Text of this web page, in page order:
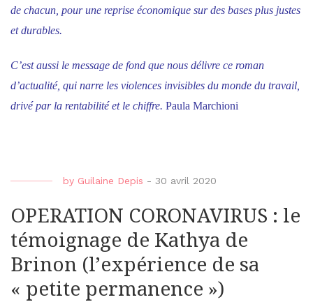
de chacun, pour une reprise économique sur des bases plus justes
et durables.
C’est aussi le message de fond que nous délivre ce roman
d’actualité, qui narre les violences invisibles du monde du travail,
drivé par la rentabilité et le chiffre. Paula Marchioni
by Guilaine Depis - 30 avril 2020
OPERATION CORONAVIRUS : le
témoignage de Kathya de
Brinon (l’expérience de sa
« petite permanence »)